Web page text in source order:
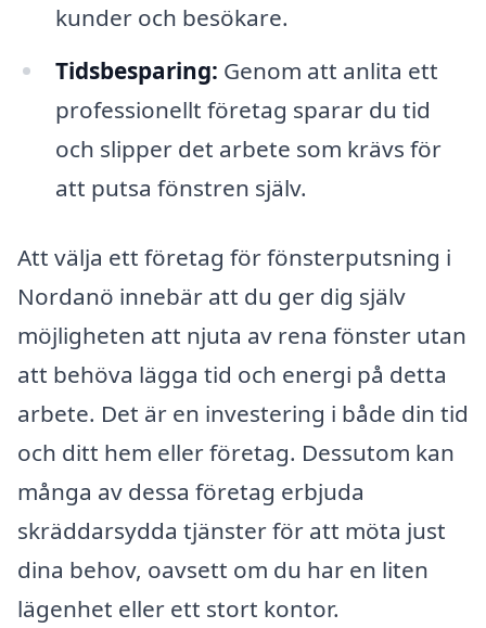
kunder och besökare.
Tidsbesparing: Genom att anlita ett
professionellt företag sparar du tid
och slipper det arbete som krävs för
att putsa fönstren själv.
Att välja ett företag för fönsterputsning i
Nordanö innebär att du ger dig själv
möjligheten att njuta av rena fönster utan
att behöva lägga tid och energi på detta
arbete. Det är en investering i både din tid
och ditt hem eller företag. Dessutom kan
många av dessa företag erbjuda
skräddarsydda tjänster för att möta just
dina behov, oavsett om du har en liten
lägenhet eller ett stort kontor.